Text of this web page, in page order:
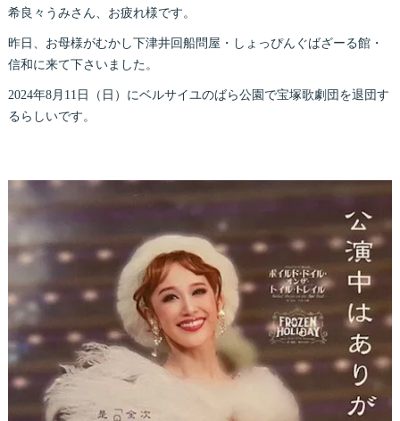
希良々うみさん、お疲れ様です。
昨日、お母様がむかし下津井回船問屋・しょっぴんぐばざーる館・
信和に来て下さいました。
2024年8月11日（日）にベルサイユのばら公園で宝塚歌劇団を退団す
るらしいです。